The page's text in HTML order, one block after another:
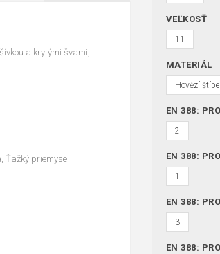
a krytými švami,
Ťažký priemysel
VEĽKOSŤ
11
MATERIÁL
Hovězí
EN 388:
2
EN 388:
1
EN 388:
3
EN 388: